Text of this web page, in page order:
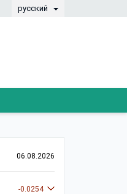
русский
06.08.2026
-0.0254